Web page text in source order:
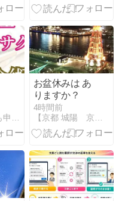
文章が苦手でも申し込まれるステップメールが作れるブログ
お盆休みは あ
りますか？
4時間前
【京都 城陽 京田辺】タロット鑑定 牧野 和美。